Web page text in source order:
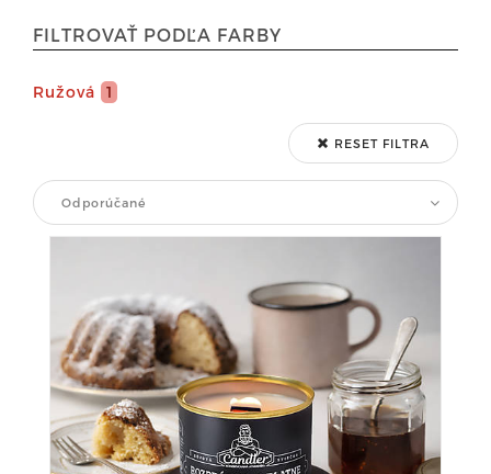
FILTROVAŤ PODĽA FARBY
Ružová 1
RESET FILTRA
Odporúčané